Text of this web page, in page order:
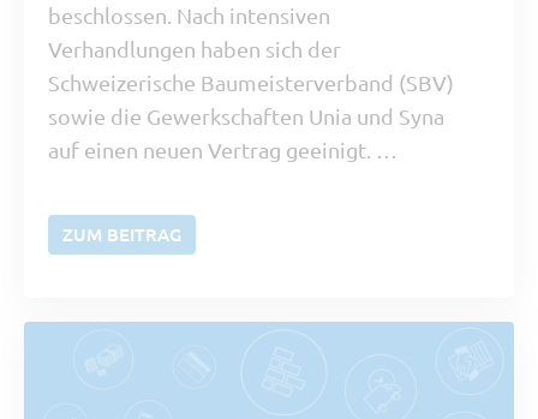
beschlossen. Nach intensiven
Verhandlungen haben sich der
Schweizerische Baumeisterverband (SBV)
sowie die Gewerkschaften Unia und Syna
auf einen neuen Vertrag geeinigt. …
ZUM BEITRAG